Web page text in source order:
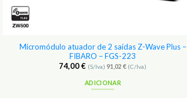
Micromódulo atuador de 2 saídas Z-Wave Plus –
FIBARO – FGS-223
74,00€ (S/Iva)91,02€ (C/Iva)
ADICIONAR